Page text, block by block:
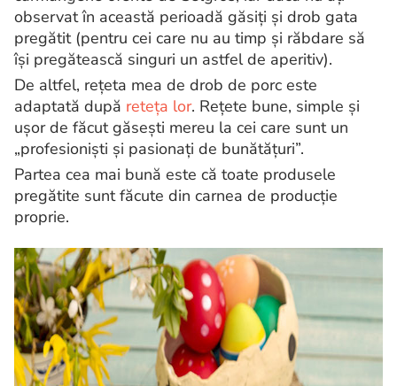
observat în această perioadă găsiți și drob gata
pregătit (pentru cei care nu au timp și răbdare să
își pregătească singuri un astfel de aperitiv).
De altfel, rețeta mea de drob de porc este
adaptată după reteța lor. Rețete bune, simple și
ușor de făcut găsești mereu la cei care sunt un
„profesioniști și pasionați de bunătățuri”.
Partea cea mai bună este că toate produsele
pregătite sunt făcute din carnea de producție
proprie.